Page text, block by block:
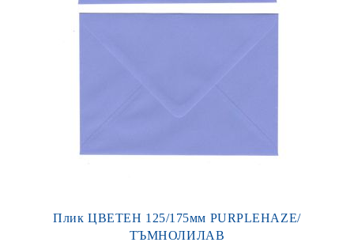
Плик ЦВЕТЕН 125/175мм PURPLEHAZE/
ТЪМНОЛИЛАВ